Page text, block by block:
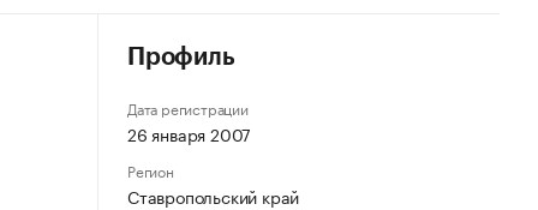
Профиль
Дата регистрации
26 января 2007
Регион
Ставропольский край